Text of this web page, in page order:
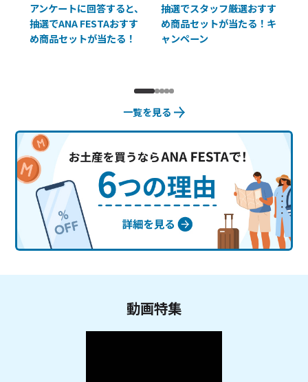
アンケートに回答すると、
抽選でANA FESTAおすす
め商品セットが当たる！
抽選でスタッフ厳選おすす
め商品セットが当たる！キ
ャンペーン
一覧を見る
動画特集